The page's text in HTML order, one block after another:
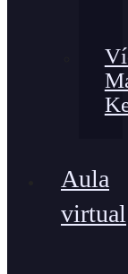
Aula
virtual